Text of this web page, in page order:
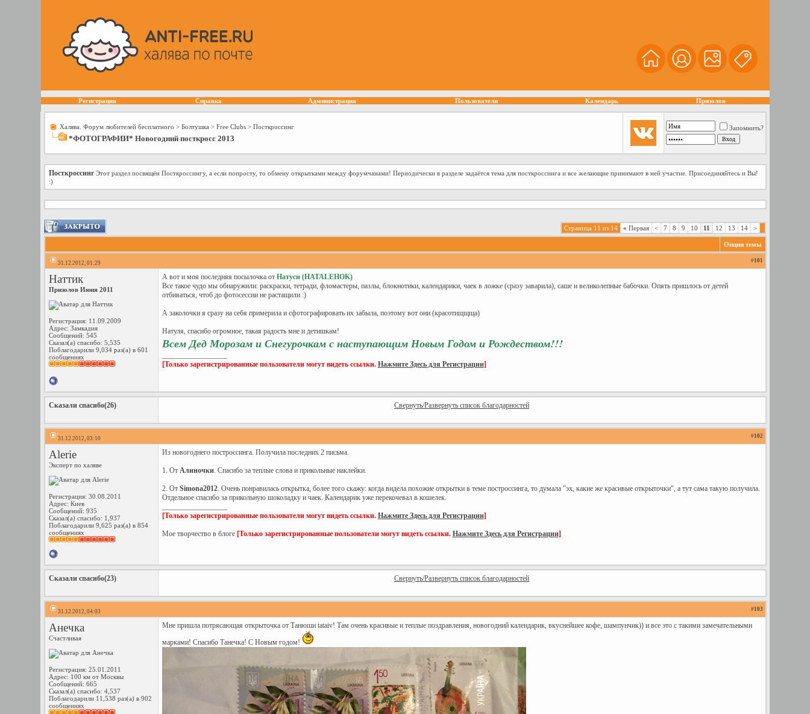
Регистрация Справка Администрация Пользователи Календарь Призолов
Халява. Форум любителей бесплатного > Болтушка > Free Сlubs > Посткроссинг
*ФОТОГРАФИИ* Новогодний посткросс 2013
Запомнить?
Посткроссинг Этот раздел посвящён Посткроссингу, а если попросту, то обмену открытками между форумчанами! Периодически в разделе задаётся тема для посткроссинга и все желающие принимают в ней участие. Присоединяйтесь и Вы!
:)
Страница 11 из 14 « Первая < 7 8 9 10 11 12 13 14 >
Опции темы
31.12.2012, 01:29 #101
Наттик
Призолов Июня 2011
Регистрация: 11.09.2009
Адрес: Замкадия
Сообщений: 545
Сказал(а) спасибо: 5,535
Поблагодарили 9,034 раз(а) в 601
сообщениях
А вот и моя последняя посылочка от Натуси (HATALEHOK)
Все такое чудо мы обнаружили: раскраски, тетради, фломастеры, пазлы, блокнотики, календарики, чаек в ложке (сразу заварила), саше и великолепные бабочки. Опять пришлось от детей
отбиваться, чтоб до фотосессии не растащили :)
А заколочки я сразу на себя примерила и сфотографировать их забыла, поэтому вот они (красотищщща)
Натуля, спасибо огромное, такая радость мне и детишкам!
Всем Дед Морозам и Снегурочкам с наступающим Новым Годом и Рождеством!!!
[Только зарегистрированные пользователи могут видеть ссылки. Нажмите Здесь для Регистрации]
Сказали спасибо(26) Свернуть/Развернуть список благодарностей
31.12.2012, 03:10 #102
Alerie
Эксперт по халяве
Регистрация: 30.08.2011
Адрес: Киев
Сообщений: 935
Сказал(а) спасибо: 1,937
Поблагодарили 9,625 раз(а) в 854
сообщениях
Из новогоднего построссинга. Получила последних 2 письма.
1. От Алиночки. Спасибо за теплые слова и прикольные наклейки.
2. От Simona2012. Очень понравилась открытка, более того скажу: когда видела похожие открытки в теме построссинга, то думала "эх, какие же красивые открыточки", а тут сама такую получила.
Отдельное спасибо за прикольную шоколадку и чаек. Календарик уже перекочевал в кошелек.
[Только зарегистрированные пользователи могут видеть ссылки. Нажмите Здесь для Регистрации]
Мое творчество в блоге [Только зарегистрированные пользователи могут видеть ссылки. Нажмите Здесь для Регистрации]
Сказали спасибо(23) Свернуть/Развернуть список благодарностей
31.12.2012, 04:03 #103
Анечка
Счастливая
Регистрация: 25.01.2011
Адрес: 100 км от Москвы
Сообщений: 665
Сказал(а) спасибо: 4,537
Поблагодарили 11,538 раз(а) в 902
сообщениях
Мне пришла потрясающая открыточка от Танюши tataiv! Там очень красивые и теплые поздравления, новогодний календарик, вкуснейшее кофе, шампунчик)) и все это с такими замечательными
марками! Спасибо Танечка! С Новым годом!